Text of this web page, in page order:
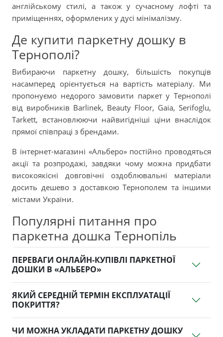
англійському стилі, а також у сучасному лофті та
приміщеннях, оформлених у дусі мінімалізму.
Де купити паркетну дошку в
Тернополі?
Вибираючи паркетну дошку, більшість покупців
насамперед орієнтується на вартість матеріалу. Ми
пропонуємо недорого замовити паркет у Тернополі
від виробників Barlinek, Beauty Floor, Gaia, Serifoglu,
Tarkett, встановлюючи найвигідніші ціни внаслідок
прямої співпраці з брендами.
В інтернет-магазині «Альберо» постійно проводяться
акції та розпродажі, завдяки чому можна придбати
високоякісні довговічні оздоблювальні матеріали
досить дешево з доставкою Тернополем та іншими
містами України.
Популярні питання про
паркетна дошка Тернопіль
ПЕРЕВАГИ ОНЛАЙН-КУПІВЛІ ПАРКЕТНОЇ
ДОШКИ В «АЛЬБЕРО»
ЯКИЙ СЕРЕДНІЙ ТЕРМІН ЕКСПЛУАТАЦІЇ
ПОКРИТТЯ?
ЧИ МОЖНА УКЛАДАТИ ПАРКЕТНУ ДОШКУ